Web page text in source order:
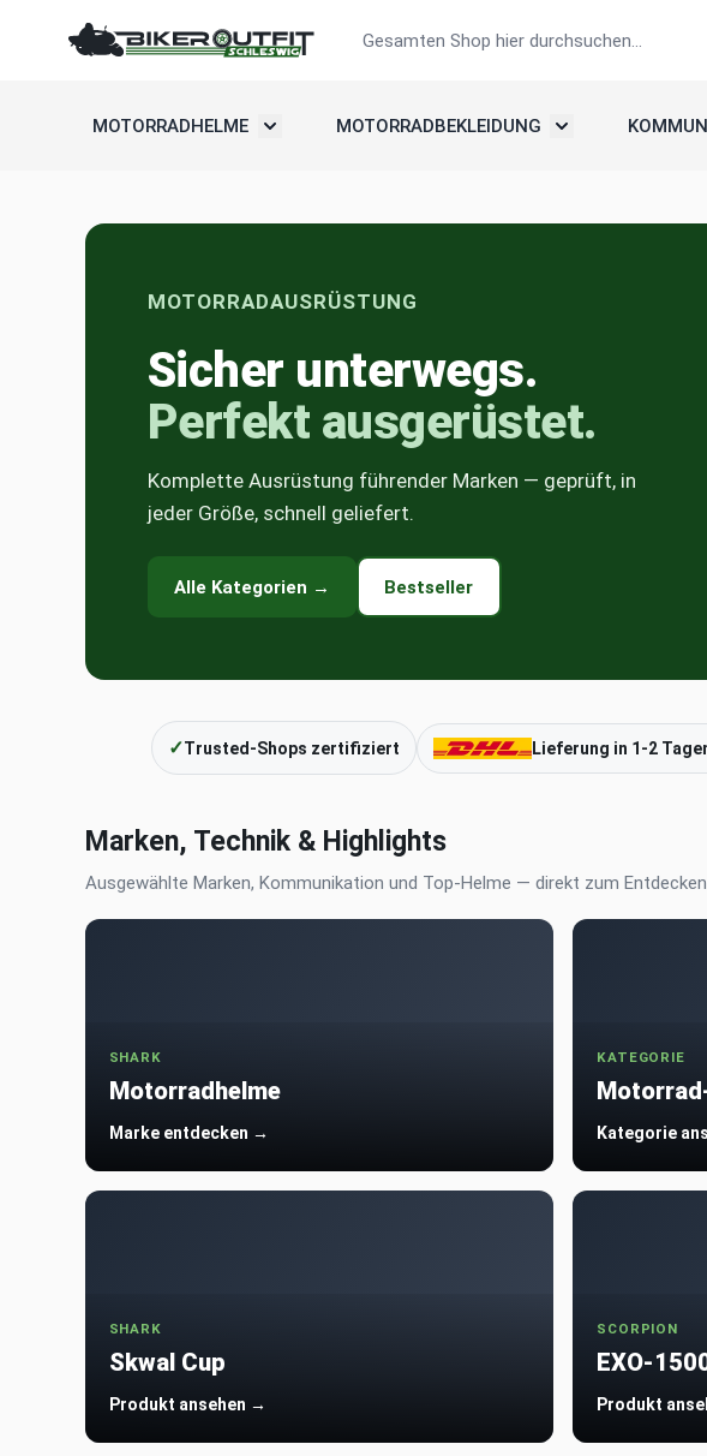
MOTORRADHELME
Untermenü umschalten: Motorradhelme
MOTORRADBEKLEIDUNG
Untermenü
MOTORRADAUSRÜSTUNG
Sicher unterwegs.
Perfekt ausgerüstet.
Komplette Ausrüstung führender Marken — geprüft, in
jeder Größe, schnell geliefert.
Alle Kategorien → Bestseller
✓Trusted-Shops zertifiziert Lieferung in 1-2
Marken, Technik & Highlights
Ausgewählte Marken, Kommunikation und Top-Helme — direkt zum
SHARK
Motorradhelme
Marke entdecken →
KATEGORIE
Kategorie
SHARK
Skwal Cup
Produkt ansehen →
SCORPION
EXO-
Produkt